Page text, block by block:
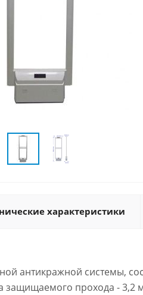
характеристики
антикражной системы,
защищаемого прохода - 3,2